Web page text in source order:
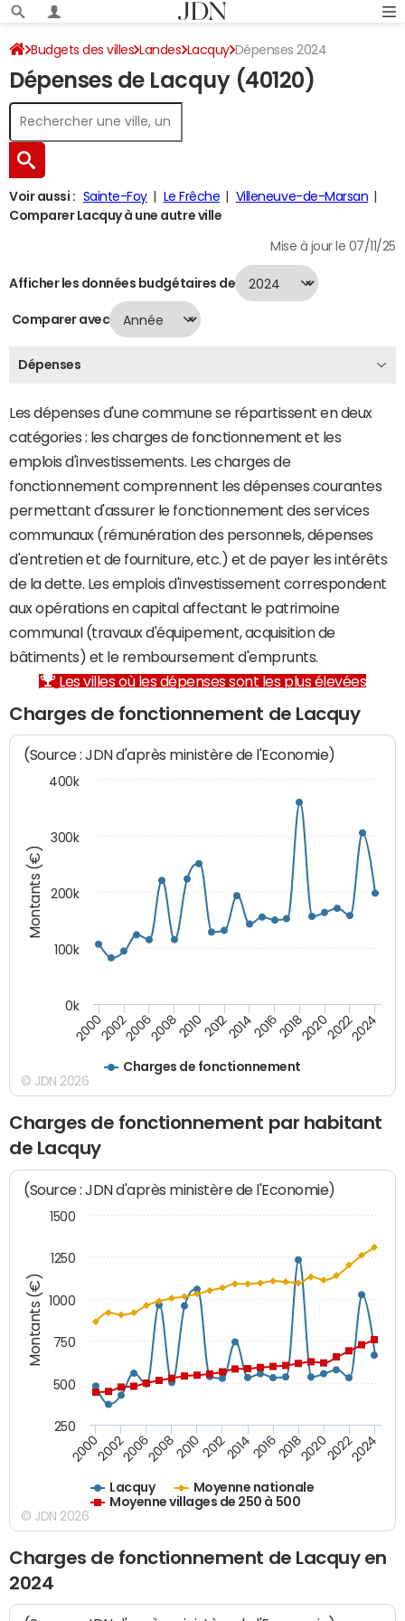
Budgets des villes Landes Lacquy Dépenses 2024
Dépenses de Lacquy (40120)
Voir aussi : Sainte-Foy Le Frêche
Villeneuve-de-Marsan
Comparer Lacquy à une autre ville
Mise à jour le 07/11/25
Afficher les données budgétaires de
Comparer avec
Dépenses
Les dépenses d'une commune se répartissent en deux
catégories : les charges de fonctionnement et les
emplois d'investissements. Les charges de
fonctionnement comprennent les dépenses courantes
permettant d'assurer le fonctionnement des services
communaux (rémunération des personnels, dépenses
d'entretien et de fourniture, etc.) et de payer les intérêts
de la dette. Les emplois d'investissement correspondent
aux opérations en capital affectant le patrimoine
communal (travaux d'équipement, acquisition de
bâtiments) et le remboursement d'emprunts.
Les villes où les dépenses sont les plus élevées
Charges de fonctionnement de Lacquy
Montants (€)
(Source : JDN d'après ministère de l'Economie)
Charges de fonctionnement
200020022006200820102012201420162018202020222024
0k
100k
200k
300k
400k
© JDN 2026
Charges de fonctionnement par habitant
de Lacquy
Montants (€)
(Source : JDN d'après ministère de l'Economie)
Lacquy
Moyenne nationale
Moyenne villages de 250 à 500
200020022006200820102012201420162018202020222024
250
500
750
1000
1250
1500
© JDN 2026
Charges de fonctionnement de Lacquy en
2024